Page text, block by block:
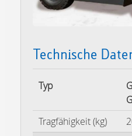
Technische
Typ
G
Tragfähigkeit (kg)